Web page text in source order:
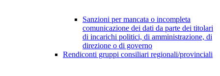
Sanzioni per mancata o incompleta
comunicazione dei dati da parte dei titolari
di incarichi politici, di amministrazione, di
direzione o di governo
Rendiconti gruppi consiliari regionali/provinciali